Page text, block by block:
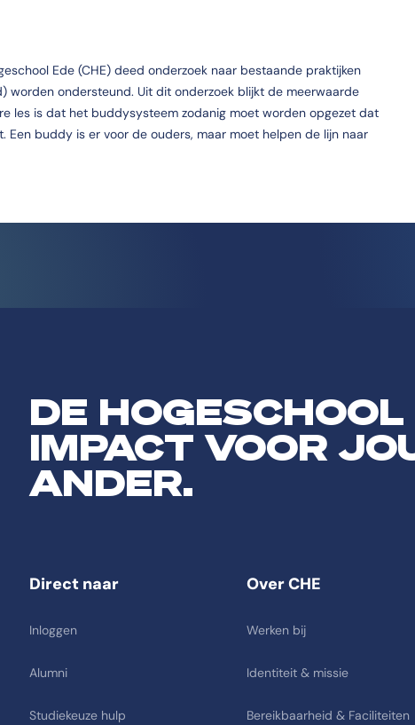
Ede (CHE) deed onderzoek naar bestaande praktijken
worden ondersteund. Uit dit onderzoek blijkt de meerwaarde
les is dat het buddysysteem zodanig moet worden opgezet dat
buddy is er voor de ouders, maar moet helpen de lijn naar
DE
IMPACT VOOR
ANDER.
Direct naar
Inloggen
Alumni
Studiekeuze hulp
Over CHE
Werken bij
Identiteit & missie
Bereikbaarheid & Faciliteiten